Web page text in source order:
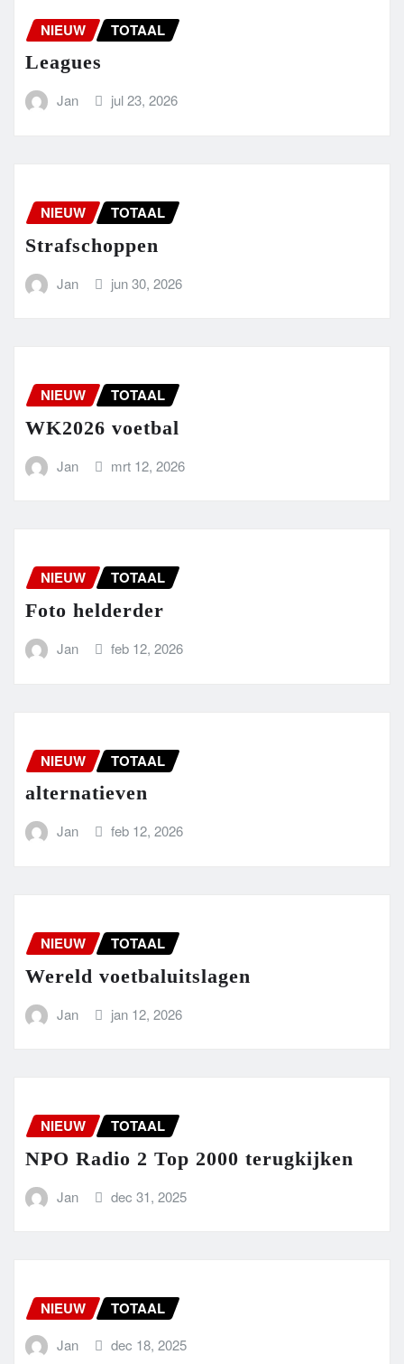
NIEUW TOTAAL
Leagues
Jan jul 23, 2026
NIEUW TOTAAL
Strafschoppen
Jan jun 30, 2026
NIEUW TOTAAL
WK2026 voetbal
Jan mrt 12, 2026
NIEUW TOTAAL
Foto helderder
Jan feb 12, 2026
NIEUW TOTAAL
alternatieven
Jan feb 12, 2026
NIEUW TOTAAL
Wereld voetbaluitslagen
Jan jan 12, 2026
NIEUW TOTAAL
NPO Radio 2 Top 2000 terugkijken
Jan dec 31, 2025
NIEUW TOTAAL
Jan dec 18, 2025